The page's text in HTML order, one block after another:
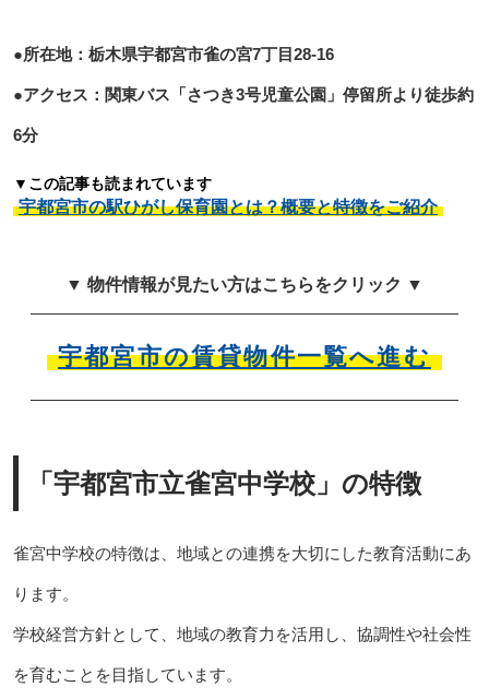
●所在地：栃木県宇都宮市雀の宮7丁目28-16
●アクセス：関東バス「さつき3号児童公園」停留所より徒歩約
6分
▼この記事も読まれています
宇都宮市の駅ひがし保育園とは？概要と特徴をご紹介
▼ 物件情報が見たい方はこちらをクリック ▼
宇都宮市の賃貸物件一覧へ進む
「宇都宮市立雀宮中学校」の特徴
雀宮中学校の特徴は、地域との連携を大切にした教育活動にあ
ります。
学校経営方針として、地域の教育力を活用し、協調性や社会性
を育むことを目指しています。